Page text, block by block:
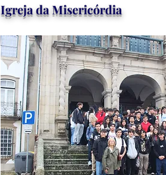
Igreja da Misericórdia